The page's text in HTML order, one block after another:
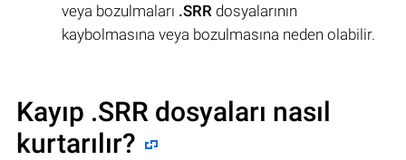
veya bozulmaları .SRR dosyalarının
kaybolmasına veya bozulmasına neden olabilir.
Kayıp .SRR dosyaları nasıl
kurtarılır?